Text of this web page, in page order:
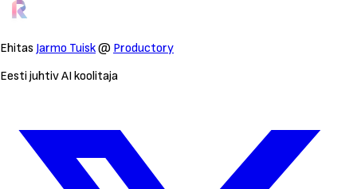
Ehitas Jarmo Tuisk@ Productory
Eesti juhtiv AI koolitaja